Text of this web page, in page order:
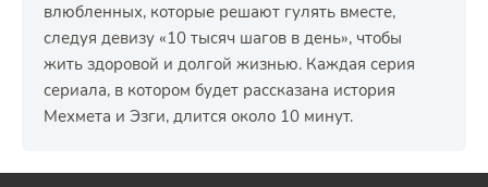
влюбленных, которые решают гулять вместе,
следуя девизу «10 тысяч шагов в день», чтобы
жить здоровой и долгой жизнью. Каждая серия
сериала, в котором будет рассказана история
Мехмета и Эзги, длится около 10 минут.